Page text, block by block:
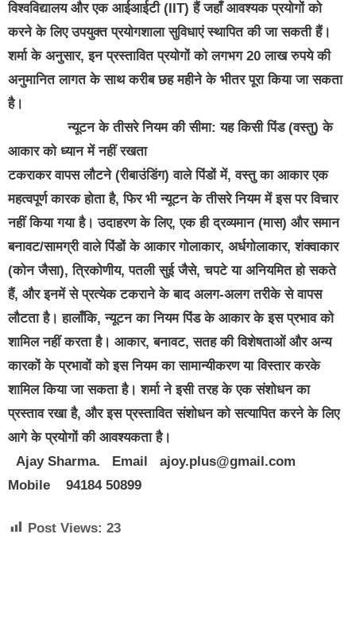
विश्वविद्यालय और एक आईआईटी (IIT) हैं जहाँ आवश्यक प्रयोगों को
करने के लिए उपयुक्त प्रयोगशाला सुविधाएं स्थापित की जा सकती हैं।
शर्मा के अनुसार, इन प्रस्तावित प्रयोगों को लगभग 20 लाख रुपये की
अनुमानित लागत के साथ करीब छह महीने के भीतर पूरा किया जा सकता
है।
न्यूटन के तीसरे नियम की सीमा: यह किसी पिंड (वस्तु) के
आकार को ध्यान में नहीं रखता
टकराकर वापस लौटने (रीबाउंडिंग) वाले पिंडों में, वस्तु का आकार एक
महत्वपूर्ण कारक होता है, फिर भी न्यूटन के तीसरे नियम में इस पर विचार
नहीं किया गया है। उदाहरण के लिए, एक ही द्रव्यमान (मास) और समान
बनावट/सामग्री वाले पिंडों के आकार गोलाकार, अर्धगोलाकार, शंक्वाकार
(कोन जैसा), त्रिकोणीय, पतली सुई जैसे, चपटे या अनियमित हो सकते
हैं, और इनमें से प्रत्येक टकराने के बाद अलग-अलग तरीके से वापस
लौटता है। हालाँकि, न्यूटन का नियम पिंड के आकार के इस प्रभाव को
शामिल नहीं करता है। आकार, बनावट, सतह की विशेषताओं और अन्य
कारकों के प्रभावों को इस नियम का सामान्यीकरण या विस्तार करके
शामिल किया जा सकता है। शर्मा ने इसी तरह के एक संशोधन का
प्रस्ताव रखा है, और इस प्रस्तावित संशोधन को सत्यापित करने के लिए
आगे के प्रयोगों की आवश्यकता है।
Ajay Sharma. Email ajoy.plus@gmail.com
Mobile 94184 50899
Post Views: 23